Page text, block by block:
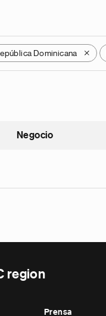
Dominicana X
Negocio
region
Prensa